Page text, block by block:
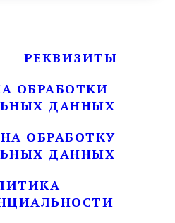
РЕКВИЗИТЫ
ОБРАБОТКИ
ДАННЫХ
ОБРАБОТКУ
ДАННЫХ